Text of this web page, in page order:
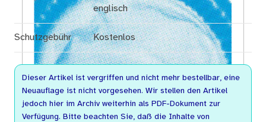
englisch
Schutzgebühr Kostenlos
Dieser Artikel ist vergriffen und nicht mehr bestellbar, eine
Neuauflage ist nicht vorgesehen. Wir stellen den Artikel
jedoch hier im Archiv weiterhin als PDF-Dokument zur
Verfügung. Bitte beachten Sie, daß die Inhalte von